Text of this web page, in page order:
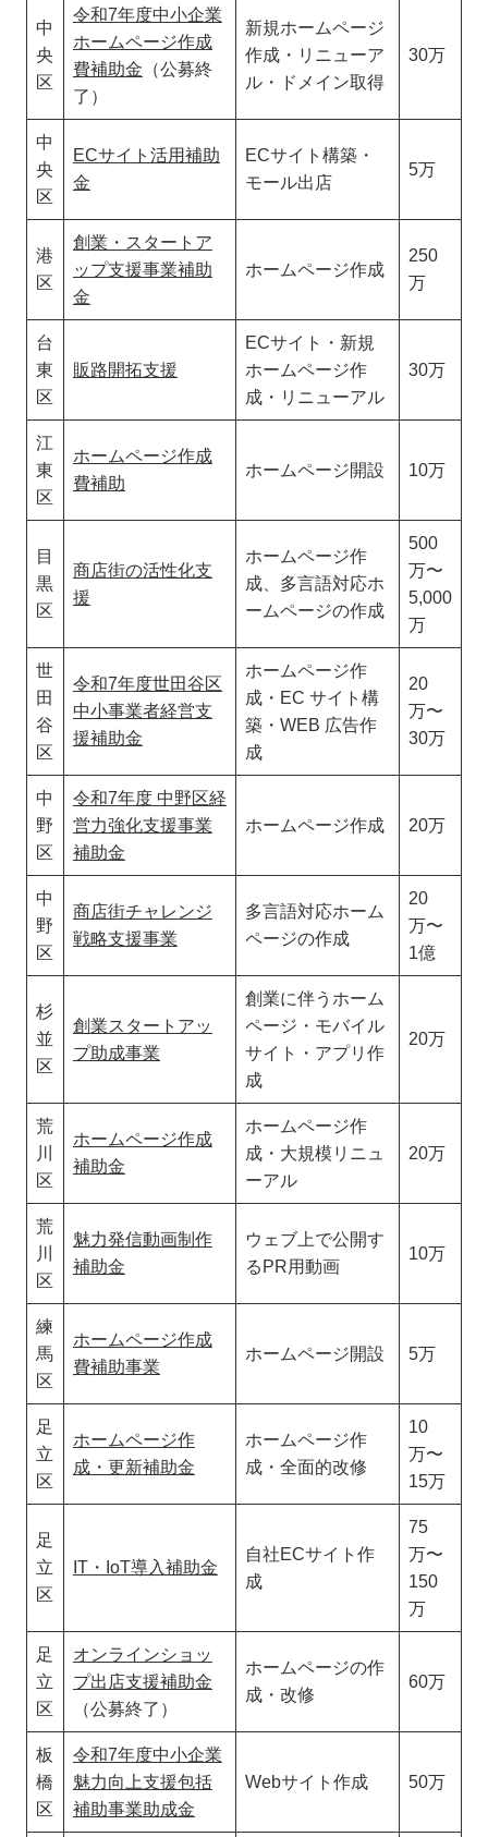
中
央
区
令和7年度中小企業
ホームページ作成
費補助金 （公募終
了）
新規ホームページ
作成・リニューア
ル・ドメイン取得
30万
中
央
区
ECサイト活用補助
金
ECサイト構築・
モール出店
5万
港
区
創業・スタートア
ップ支援事業補助
金
ホームページ作成
250
万
台
東
区
販路開拓支援
ECサイト・新規
ホームページ作
成・リニューアル
30万
江
東
区
ホームページ作成
費補助
ホームページ開設 10万
目
黒
区
商店街の活性化支
援
ホームページ作
成、多言語対応ホ
ームページの作成
500
万〜
5,000
万
世
田
谷
区
令和7年度世田谷区
中小事業者経営支
援補助金
ホームページ作
成・EC サイト構
築・WEB 広告作
成
20
万〜
30万
中
野
区
令和7年度 中野区経
営力強化支援事業
補助金
ホームページ作成 20万
中
野
区
商店街チャレンジ
戦略支援事業
多言語対応ホーム
ページの作成
20
万〜
1億
杉
並
区
創業スタートアッ
プ助成事業
創業に伴うホーム
ページ・モバイル
サイト・アプリ作
成
20万
荒
川
区
ホームページ作成
補助金
ホームページ作
成・大規模リニュ
ーアル
20万
荒
川
区
魅力発信動画制作
補助金
ウェブ上で公開す
るPR用動画
10万
練
馬
区
ホームページ作成
費補助事業
ホームページ開設 5万
足
立
区
ホームページ作
成・更新補助金
ホームページ作
成・全面的改修
10
万〜
15万
足
立
区
IT・IoT導入補助金
自社ECサイト作
成
75
万〜
150
万
足
立
区
オンラインショッ
プ出店支援補助金
（公募終了）
ホームページの作
成・改修
60万
板
橋
区
令和7年度中小企業
魅力向上支援包括
補助事業助成金
Webサイト作成 50万